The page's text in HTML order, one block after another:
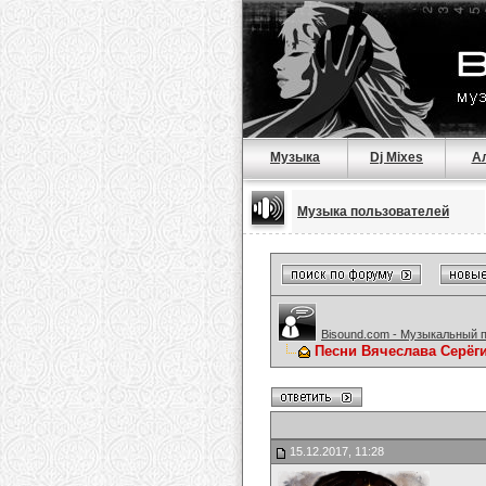
Музыка Dj Mixes
Музыка пользователей
Bisound.com - Музыкальный
Песни Вячеслава
15.12.2017, 11:28